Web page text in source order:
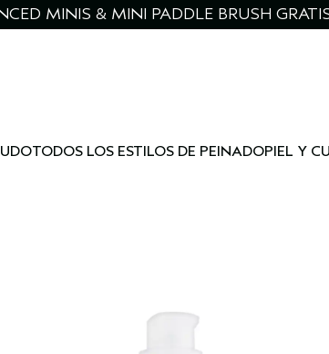
MINIS & MINI PADDLE BRUSH
TODOS LOS ESTILOS DE PEINADOPIEL Y